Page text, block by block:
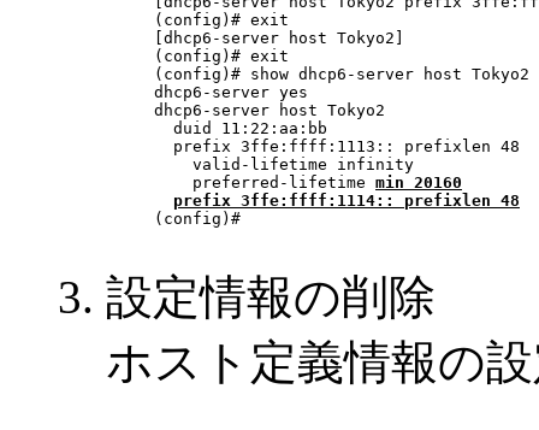
(config)# exit
[dhcp6-server host Tokyo2]
(config)# exit
(config)# show dhcp6-server host Tokyo2
dhcp6-server yes
dhcp6-server host Tokyo2
  duid 11:22:aa:bb
  prefix 3ffe:ffff:1113:: prefixlen 48
    valid-lifetime infinity
    preferred-lifetime
min 20160
prefix 3ffe:ffff:1114:: prefixlen 48
(config)#
設定情報の削除
ホスト定義情報の